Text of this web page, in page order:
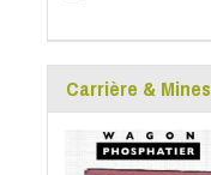
Carrière & Mines